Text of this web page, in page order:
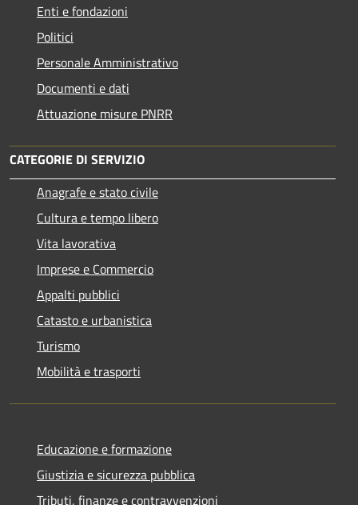
Enti e fondazioni
Politici
Personale Amministrativo
Documenti e dati
Attuazione misure PNRR
CATEGORIE DI SERVIZIO
Anagrafe e stato civile
Cultura e tempo libero
Vita lavorativa
Imprese e Commercio
Appalti pubblici
Catasto e urbanistica
Turismo
Mobilità e trasporti
Educazione e formazione
Giustizia e sicurezza pubblica
Tributi, finanze e contravvenzioni